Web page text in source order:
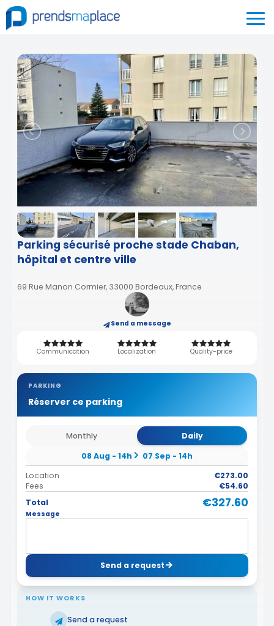
Parking sécurisé proche stade Chaban,
hôpital et centre ville
69 Rue Manon Cormier, 33000 Bordeaux, France
Send a message
Communication Localization Quality-price
PARKING
Réserver ce parking
Monthly
Daily
08 Aug - 14h
07 Sep - 14h
Location
€273.00
Fees
€54.60
Total
€327.60
Message
Send a request
HOW IT WORKS
Send a request